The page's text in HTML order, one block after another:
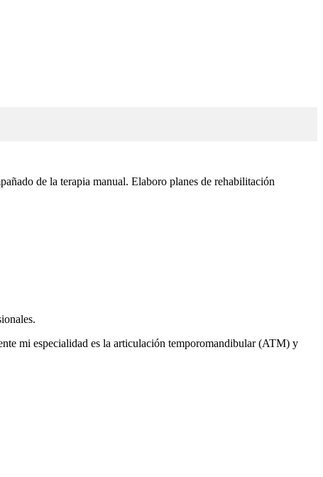
de la terapia manual. Elaboro planes de rehabilitación
mi especialidad es la articulación temporomandibular (ATM) y